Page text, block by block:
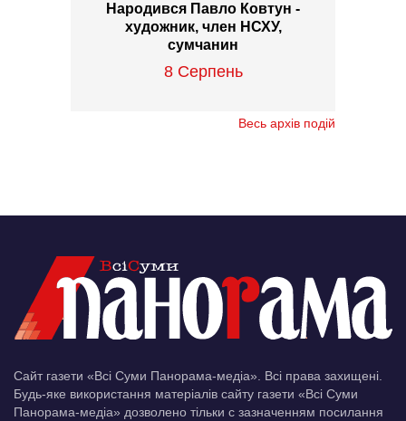
Народився Павло Ковтун -
художник, член НСХУ,
сумчанин
8 Серпень
Весь архів подій
Сайт газети «Всі Суми Панорама-медіа». Всі права захищені.
Будь-яке використання матеріалів сайту газети «Всі Суми
Панорама-медіа» дозволено тільки c зазначенням посилання